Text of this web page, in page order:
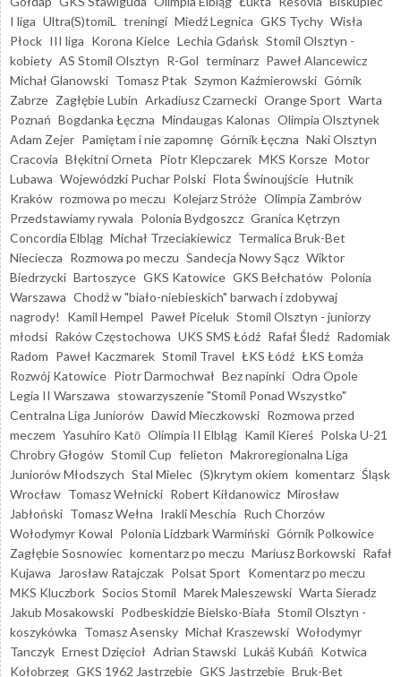
I liga Ultra(S)tomiL treningi Miedź Legnica GKS Tychy Wisła
Płock III liga Korona Kielce Lechia Gdańsk Stomil Olsztyn -
kobiety AS Stomil Olsztyn R-Gol terminarz Paweł Alancewicz
Michał Glanowski Tomasz Ptak Szymon Kaźmierowski Górnik
Zabrze Zagłębie Lubin Arkadiusz Czarnecki Orange Sport Warta
Poznań Bogdanka Łęczna Mindaugas Kalonas Olimpia Olsztynek
Adam Zejer Pamiętam i nie zapomnę Górnik Łęczna Naki Olsztyn
Cracovia Błękitni Orneta Piotr Klepczarek MKS Korsze Motor
Lubawa Wojewódzki Puchar Polski Flota Świnoujście Hutnik
Kraków rozmowa po meczu Kolejarz Stróże Olimpia Zambrów
Przedstawiamy rywala Polonia Bydgoszcz Granica Kętrzyn
Concordia Elbląg Michał Trzeciakiewicz Termalica Bruk-Bet
Nieciecza Rozmowa po meczu Sandecja Nowy Sącz Wiktor
Biedrzycki Bartoszyce GKS Katowice GKS Bełchatów Polonia
Warszawa Chodź w "biało-niebieskich" barwach i zdobywaj
nagrody!
Kamil Hempel Paweł Piceluk Stomil Olsztyn - juniorzy
młodsi Raków Częstochowa UKS SMS Łódź Rafał Śledź Radomiak
Radom Paweł Kaczmarek Stomil Travel ŁKS Łódź ŁKS Łomża
Rozwój Katowice Piotr Darmochwał Bez napinki Odra Opole
Legia II Warszawa stowarzyszenie "Stomil Ponad Wszystko"
Centralna Liga Juniorów Dawid Mieczkowski Rozmowa przed
meczem Yasuhiro Katō Olimpia II Elbląg Kamil Kiereś Polska U-21
Chrobry Głogów Stomil Cup felieton Makroregionalna Liga
Juniorów Młodszych Stal Mielec (S)krytym okiem komentarz Śląsk
Wrocław Tomasz Wełnicki Robert Kiłdanowicz Mirosław
Jabłoński Tomasz Wełna Irakli Meschia Ruch Chorzów
Wołodymyr Kowal Polonia Lidzbark Warmiński Górnik Polkowice
Zagłębie Sosnowiec komentarz po meczu Mariusz Borkowski Rafał
Kujawa
Jarosław Ratajczak Polsat Sport Komentarz po meczu
MKS Kluczbork Socios Stomil Marek Maleszewski Warta Sieradz
Jakub Mosakowski Podbeskidzie Bielsko-Biała Stomil Olsztyn -
koszykówka Tomasz Asensky Michał Kraszewski Wołodymyr
Tanczyk Ernest Dzięcioł Adrian Stawski Lukáš Kubáň Kotwica
Kołobrzeg GKS 1962 Jastrzębie GKS Jastrzębie Bruk-Bet